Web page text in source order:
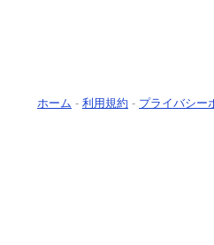
ホーム - 利用規約 - プライバシー